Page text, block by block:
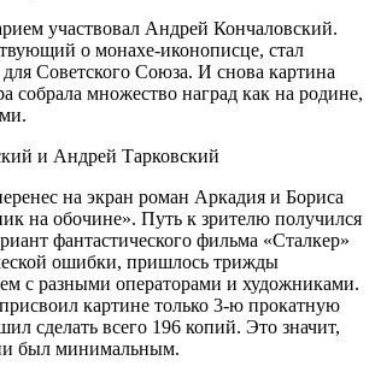
участвовал Андрей Кончаловский.
о монахе-иконописце, стал
для Советского Союза. И снова картина
собрала множество наград как на родине,
и Андрей Тарковский
на экран роман Аркадия и Бориса
на обочине». Путь к зрителю получился
фантастического фильма «Сталкер»
ошибки, пришлось трижды
с разными операторами и художниками.
картине только 3-ю прокатную
сделать всего 196 копий. Это значит,
был минимальным.